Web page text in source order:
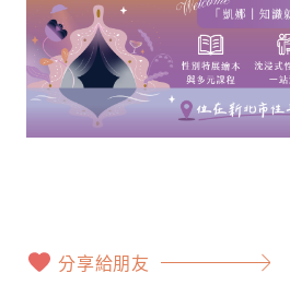
分享給朋友